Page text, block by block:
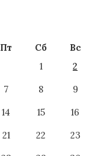
Пт Сб
Вс
1
2
7 8
9
14 15
16
21 22
23